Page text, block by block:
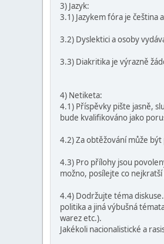
3) Jazyk:
3.1) Jazykem fóra je čeština
3.2) Dyslektici a osoby
3.3) Diakritika je výrazně
4) Netiketa:
4.1) Příspěvky pište jasně,
bude kvalifikováno jako
4.2) Za obtěžování může
4.3) Pro přílohy jsou
možno, posílejte co
4.4) Dodržujte téma
politika a jiná výbušná
warez etc.).
Jakékoli nacionalistické a